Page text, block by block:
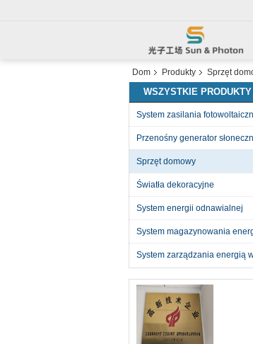
Dom Produkty Sprzęt
WSZYSTKIE PRODUKTY
System zasilania
Przenośny generator
Sprzęt domowy
Światła dekoracyjne
System energii odnawialnej
System magazynowania
System zarządzania energią